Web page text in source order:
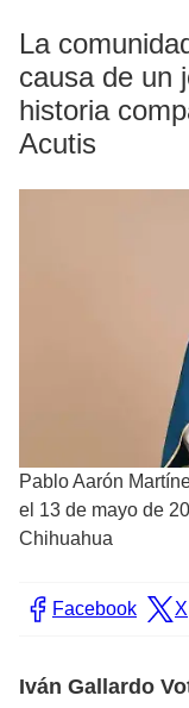
La
causa de un
historia
Acutis
Pablo Aarón
el 13 de mayo de
Chihuahua
Facebook X
Iván Gallardo